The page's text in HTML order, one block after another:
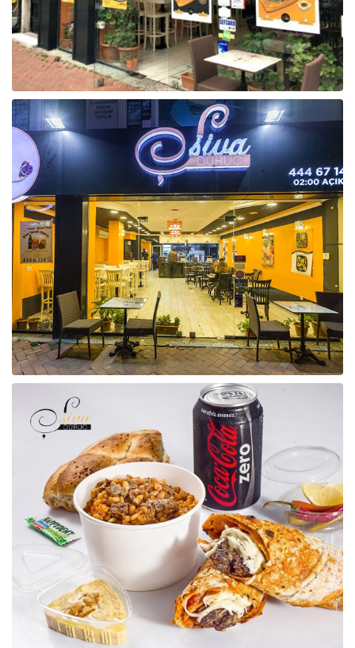
Raf ve Depo Sistemleri
Reklam - Tanıtım - PR ve İnternet
Seyahat - Rent A Car
Tabela - Dijital Baskı